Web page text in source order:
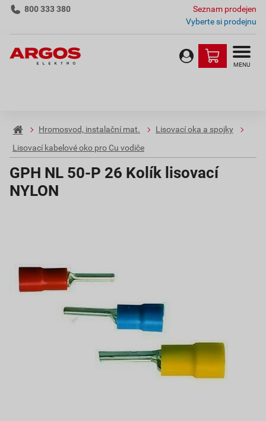
800 333 380
Seznam prodejen
Vyberte si prodejnu
MENU
Hromosvod, instalační mat.
Lisovací oka a spojky
Lisovací kabelové oko pro Cu vodiče
GPH NL 50-P 26 Kolík lisovací
NYLON